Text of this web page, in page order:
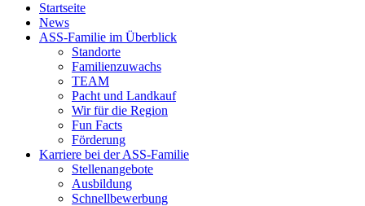
Startseite
News
ASS-Familie im Überblick
Standorte
Familienzuwachs
TEAM
Pacht und Landkauf
Wir für die Region
Fun Facts
Förderung
Karriere bei der ASS-Familie
Stellenangebote
Ausbildung
Schnellbewerbung